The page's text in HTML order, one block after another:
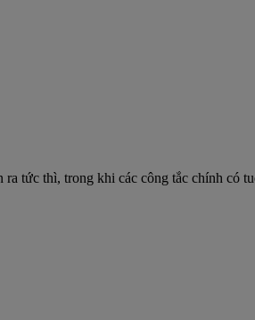
tức thì, trong khi các công tắc chính có